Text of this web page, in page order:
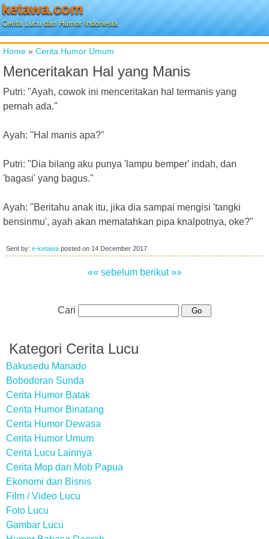
ketawa.com
Cerita Lucu dan Humor Indonesia
Home » Cerita Humor Umum
Menceritakan Hal yang Manis
Putri: "Ayah, cowok ini menceritakan hal termanis yang
pernah ada."
Ayah: "Hal manis apa?"
Putri: "Dia bilang aku punya 'lampu bemper' indah, dan
'bagasi' yang bagus."
Ayah: "Beritahu anak itu, jika dia sampai mengisi 'tangki
bensinmu', ayah akan mematahkan pipa knalpotnya, oke?"
Sent by: e-ketawa posted on 14 December 2017
«« sebelum berikut »»
Cari
Kategori Cerita Lucu
Bakusedu Manado
Bobodoran Sunda
Cerita Humor Batak
Cerita Humor Binatang
Cerita Humor Dewasa
Cerita Humor Umum
Cerita Lucu Lainnya
Cerita Mop dan Mob Papua
Ekonomi dan Bisnis
Film / Video Lucu
Foto Lucu
Gambar Lucu